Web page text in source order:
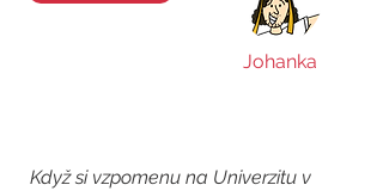
Johanka
Když si vzpomenu na Univerzitu v